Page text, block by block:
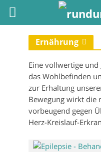
Ernährung
Eine vollwertige
das Wohlbefinden
zur Erhaltung
Bewegung wirkt die
vorbeugend gegen
Herz-Kreislauf-